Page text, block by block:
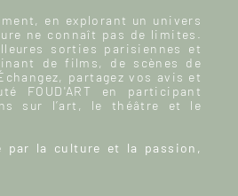
en explorant un univers
ne connaît pas de limites.
sorties parisiennes et
de films, de scènes de
partagez vos avis et
FOUD'ART en participant
sur l’art, le théâtre et le
par la culture et la passion,